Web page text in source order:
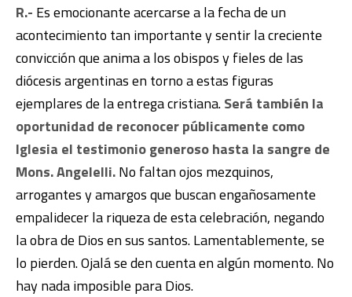
R.- Es emocionante acercarse a la fecha de un
acontecimiento tan importante y sentir la creciente
convicción que anima a los obispos y fieles de las
diócesis argentinas en torno a estas figuras
ejemplares de la entrega cristiana.Será también la
oportunidad de reconocer públicamente como
Iglesia el testimonio generoso hasta la sangre de
Mons. Angelelli.No faltan ojos mezquinos,
arrogantes y amargos que buscan engañosamente
empalidecer la riqueza de esta celebración, negando
la obra de Dios en sus santos. Lamentablemente, se
lo pierden. Ojalá se den cuenta en algún momento. No
hay nada imposible para Dios.